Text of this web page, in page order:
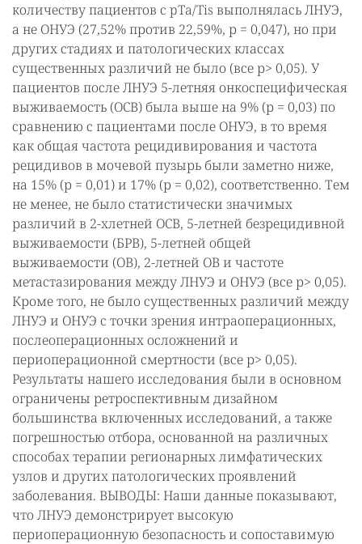
количеству пациентов с pTa/Tis выполнялась ЛНУЭ,
а не ОНУЭ (27,52% против 22,59%, р = 0,047), но при
других стадиях и патологических классах
существенных различий не было (все р> 0,05). У
пациентов после ЛНУЭ 5-летняя онкоспецифическая
выживаемость (ОСВ) была выше на 9% (р = 0,03) по
сравнению с пациентами после ОНУЭ, в то время
как общая частота рецидивирования и частота
рецидивов в мочевой пузырь были заметно ниже,
на 15% (р = 0,01) и 17% (р = 0,02), соответственно. Тем
не менее, не было статистически значимых
различий в 2-хлетней ОСВ, 5-летней безрецидивной
выживаемости (БРВ), 5-летней общей
выживаемости (ОВ), 2-летней ОВ и частоте
метастазирования между ЛНУЭ и ОНУЭ (все р> 0,05).
Кроме того, не было существенных различий между
ЛНУЭ и ОНУЭ с точки зрения интраоперационных,
послеоперационных осложнений и
периоперационной смертности (все р> 0,05).
Результаты нашего исследования были в основном
ограничены ретроспективным дизайном
большинства включенных исследований, а также
погрешностью отбора, основанной на различных
способах терапии регионарных лимфатических
узлов и других патологических проявлений
заболевания. ВЫВОДЫ: Наши данные показывают,
что ЛНУЭ демонстрирует высокую
периоперационную безопасность и сопоставимую